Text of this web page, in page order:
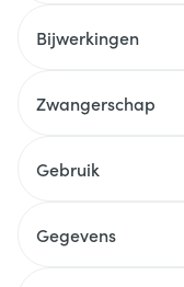
Bijwerkingen
Zwangerschap
Gebruik
Gegevens